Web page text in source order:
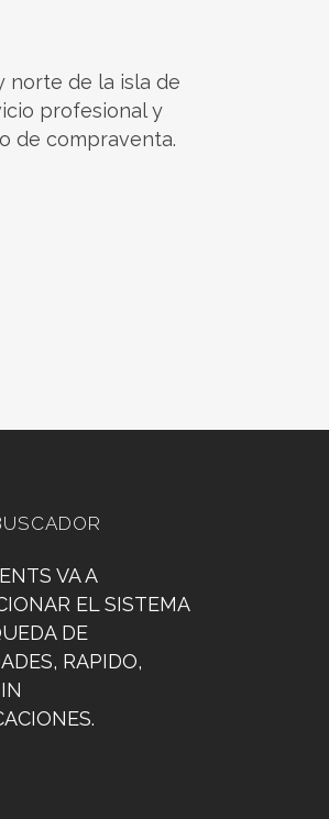
norte de la isla de
profesional y
de compraventa.
VA A
EL SISTEMA
DE
RAPIDO,